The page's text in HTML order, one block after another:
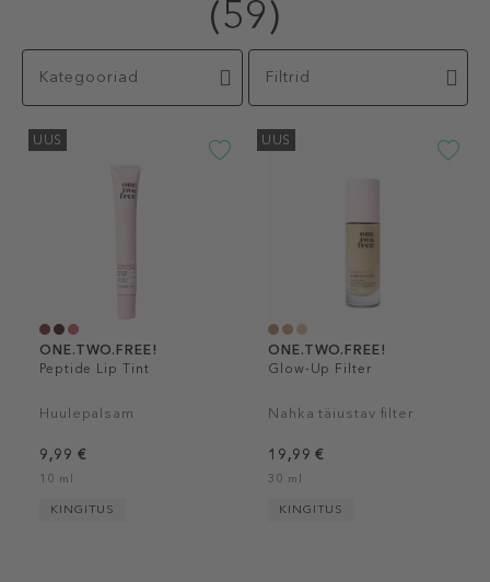
(59)
Kategooriad Filtrid
UUS
ONE.TWO.FREE!
Peptide Lip Tint
Huulepalsam
9,99 €
10 ml
KINGITUS
UUS
ONE.TWO.FREE!
Glow-Up Filter
Nahka täiustav filter
19,99 €
30 ml
KINGITUS